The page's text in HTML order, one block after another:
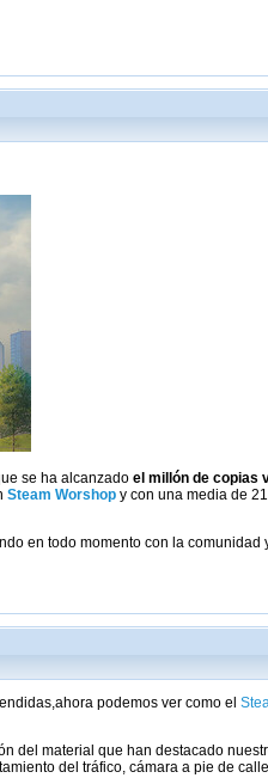
se ha alcanzadoel millón de copias
Steam Worshop y con una media de
en todo momento con la comunidad
podemos ver como el
del material que han destacado
del tráfico, cámara a pie de